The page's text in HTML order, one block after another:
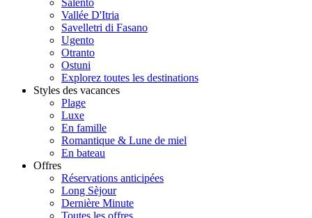
Salento
Vallée D'Itria
Savelletri di Fasano
Ugento
Otranto
Ostuni
Explorez toutes les destinations
Styles des vacances
Plage
Luxe
En famille
Romantique & Lune de miel
En bateau
Offres
Réservations anticipées
Long Sèjour
Dernière Minute
Toutes les offres